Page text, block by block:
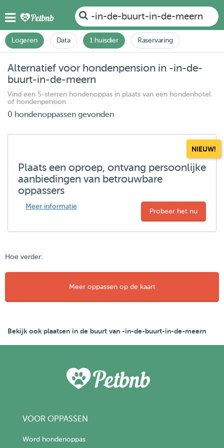
-in-de-buurt-in-de-meern
Logeren Data 1 huisdier Raservaring
Alternatief voor hondenpension in -in-de-
buurt-in-de-meern
Vind een 5-sterren hondenoppas in plaats van een hondenhotel
of hondenpension
0 hondenoppassen gevonden
NIEUW!
Plaats een oproep, ontvang persoonlijke
aanbiedingen van betrouwbare
oppassers
Meer informatie
Probeer het nu
Hoe verder:
Meer oppassen op de kaart
Bekijk ook plaatsen in de buurt van -in-de-buurt-in-de-meern
VOOR OPPASSEN
Word hondenoppas